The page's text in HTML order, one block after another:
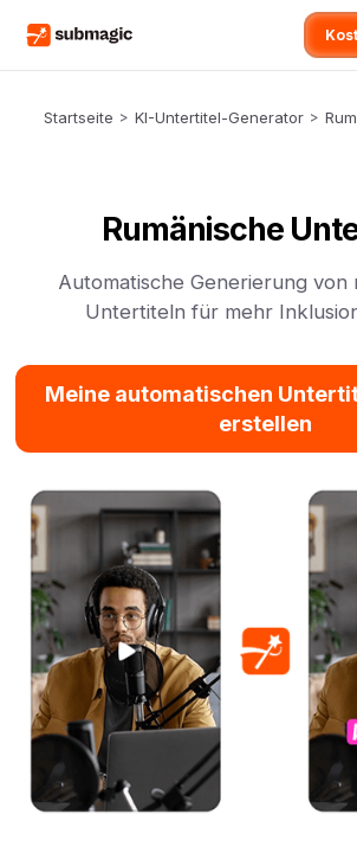
Startseite > KI-Untertitel-Generator >
Rumänische
Automatische Generierung von
Untertiteln für mehr
Meine automatischen
erstellen